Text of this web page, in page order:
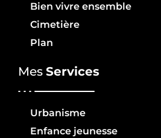
Bien vivre ensemble
Cimetière
Plan
Mes Services
Urbanisme
Enfance jeunesse